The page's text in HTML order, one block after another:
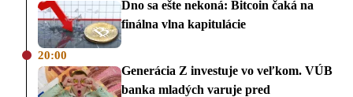
Dno sa ešte nekoná: Bitcoin čaká na
finálna vlna kapitulácie
20:00
Generácia Z investuje vo veľkom. VÚB
banka mladých varuje pred